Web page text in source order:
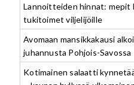
Lannoitteiden hinnat: mepit
tukitoimet viljelijöille
Avomaan mansikkakausi
juhannusta Pohjois-Savossa
Kotimainen salaatti